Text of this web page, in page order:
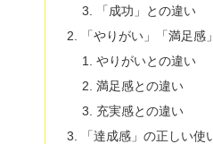
「成功」との違い
「やりがい」「満足
やりがいとの違い
満足感との違い
充実感との違い
「達成感」の正しい使